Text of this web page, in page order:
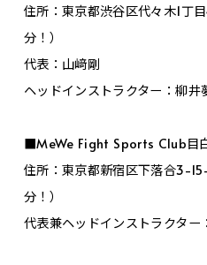
住所：東京都渋谷区代々木1丁
分！）
代表：山﨑剛
ヘッドインストラクター：柳井
■MeWe Fight Sports Club目
住所：東京都新宿区下落合3-
分！）
代表兼ヘッドインストラクター